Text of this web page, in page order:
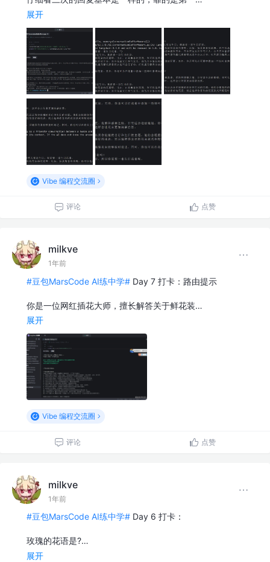
展开
Vibe 编程交流圈
评论 点赞
milkve
1年前
#豆包MarsCode AI练中学# Day 7 打卡：路由提示
你是一位网红插花大师，擅长解答关于鲜花装…
展开
Vibe 编程交流圈
评论 点赞
milkve
1年前
#豆包MarsCode AI练中学# Day 6 打卡：
玫瑰的花语是?…
展开